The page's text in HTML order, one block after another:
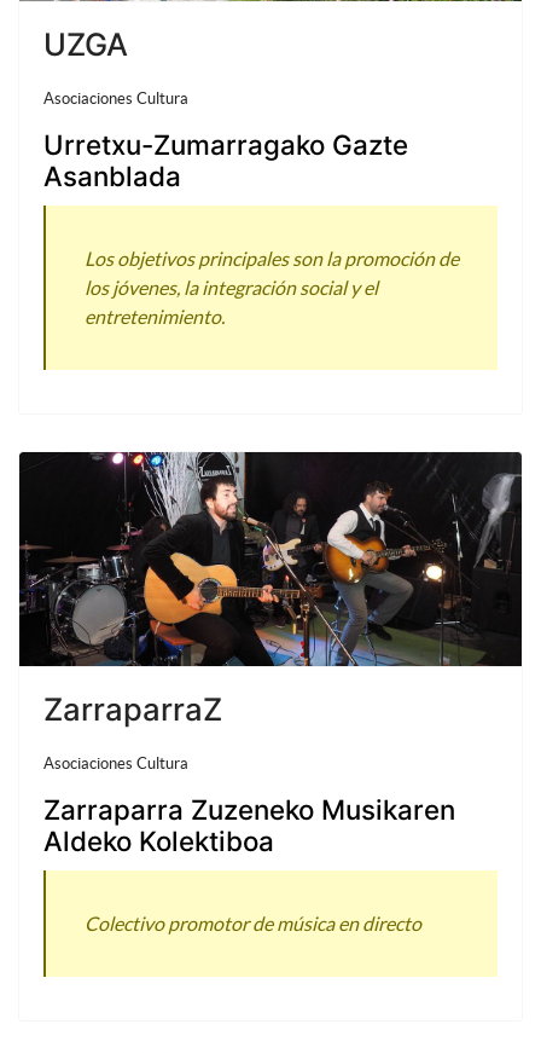
UZGA
Asociaciones Cultura
Urretxu-Zumarragako Gazte
Asanblada
Los objetivos principales son la promoción de
los jóvenes, la integración social y el
entretenimiento.
ZarraparraZ
Asociaciones Cultura
Zarraparra Zuzeneko Musikaren
Aldeko Kolektiboa
Colectivo promotor de música en directo